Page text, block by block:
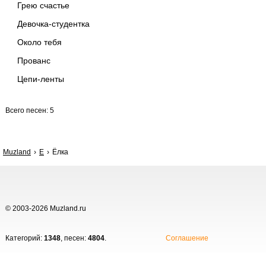
Грею счастье
Девочка-студентка
Около тебя
Прованс
Цепи-ленты
Всего песен: 5
Muzland Е Ёлка
© 2003-2026 Muzland.ru
Категорий: 1348, песен: 4804. Соглашение